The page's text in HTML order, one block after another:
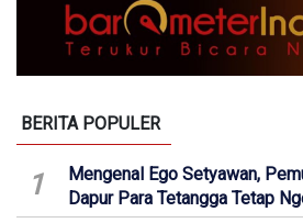
BERITA POPULER
1
Mengenal Ego Setyawan,
Dapur Para Tetangga Tetap